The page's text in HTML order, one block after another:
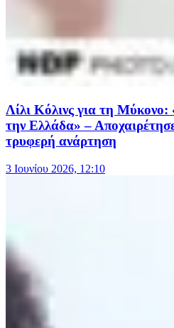
Λίλι Κόλινς για τη
την Ελλάδα» –
τρυφερή ανάρτηση
3 Ιουνίου 2026, 12:10